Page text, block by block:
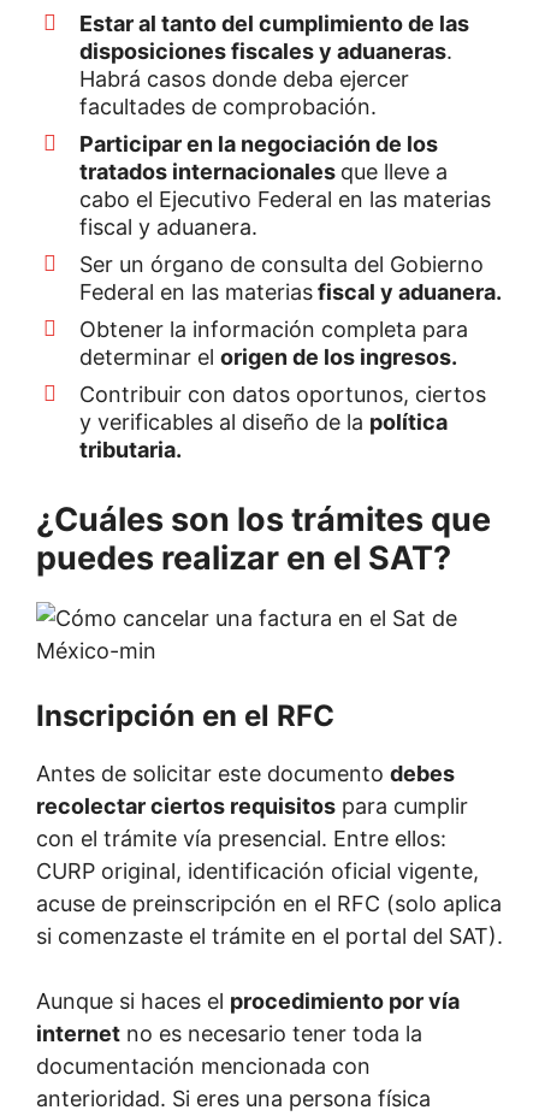
Estar al tanto del cumplimiento de las
disposiciones fiscales y aduaneras.
Habrá casos donde deba ejercer
facultades de comprobación.
Participar en la negociación de los
tratados internacionales que lleve a
cabo el Ejecutivo Federal en las materias
fiscal y aduanera.
Ser un órgano de consulta del Gobierno
Federal en las materiasfiscal y aduanera.
Obtener la información completa para
determinar el origen de los ingresos.
Contribuir con datos oportunos, ciertos
y verificables al diseño de la política
tributaria.
¿Cuáles son los trámites que
puedes realizar en el SAT?
Inscripción en el RFC
Antes de solicitar este documento debes
recolectar ciertos requisitos para cumplir
con el trámite vía presencial. Entre ellos:
CURP original, identificación oficial vigente,
acuse de preinscripción en el RFC (solo aplica
si comenzaste el trámite en el portal del SAT).
Aunque si haces el procedimiento por vía
internet no es necesario tener toda la
documentación mencionada con
anterioridad. Si eres una persona física